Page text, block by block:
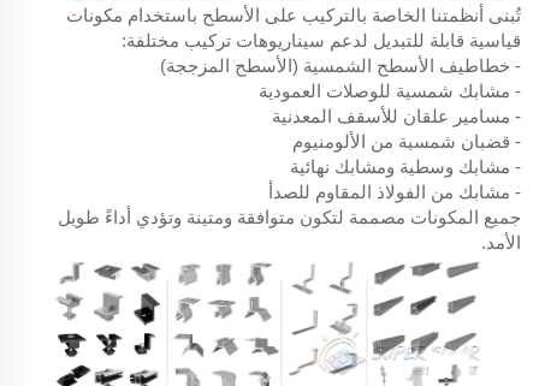
تُبنى أنظمتنا الخاصة بالتركيب على الأسطح باستخدام مكونات
قياسية قابلة للتبديل لدعم سيناريوهات تركيب مختلفة:
- خطاطيف الأسطح الشمسية (الأسطح المزججة)
- مشابك شمسية للوصلات العمودية
- مسامير علقان للأسقف المعدنية
- قضبان شمسية من الألومنيوم
- مشابك وسطية ومشابك نهائية
- مشابك من الفولاذ المقاوم للصدأ
جميع المكونات مصممة لتكون متوافقة ومتينة وتؤدي أداءً طويل
الأمد.